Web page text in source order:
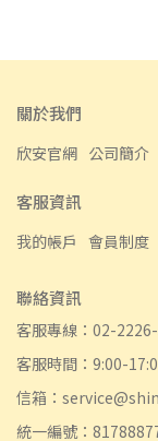
關於我們
欣安官網 公司簡介
客服資訊
我的帳戶 會員制度
聯絡資訊
客服專線：02-
客服時間：9:00-
信箱：
統一編號：